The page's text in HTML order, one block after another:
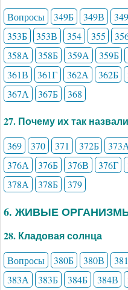
Вопросы 349Б 349В
353Б
353В 354 355
358А
358Б 359А 359Б
361В
361Г 362А 362Б
367А
367Б 368
27. Почему их так
369 370 371 372Б
376А
376Б 376В 376Г
378А
378Б 379
6. ЖИВЫЕ
28. Кладовая солнца
Вопросы 380Б 380В
383А
383Б 384Б 384В